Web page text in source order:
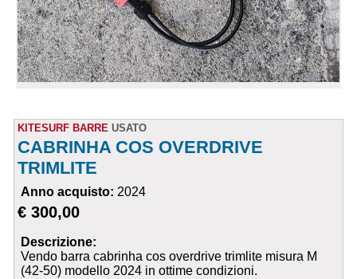
KITESURF BARRE USATO
CABRINHA COS OVERDRIVE
TRIMLITE
Anno acquisto: 2024
€ 300,00
Descrizione:
Vendo barra cabrinha cos overdrive trimlite misura M
(42-50) modello 2024 in ottime condizioni.